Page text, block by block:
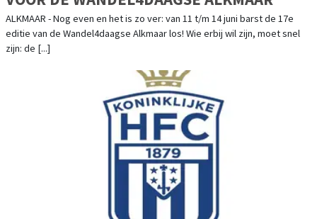
ALKMAAR - Nog even en het is zo ver: van 11 t/m 14 juni barst de 17e
editie van de Wandel4daagse Alkmaar los! Wie erbij wil zijn, moet snel
zijn: de [...]